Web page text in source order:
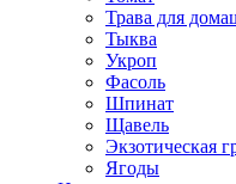
Трава для
Тыква
Укроп
Фасоль
Шпинат
Щавель
Экзотическая
Ягоды